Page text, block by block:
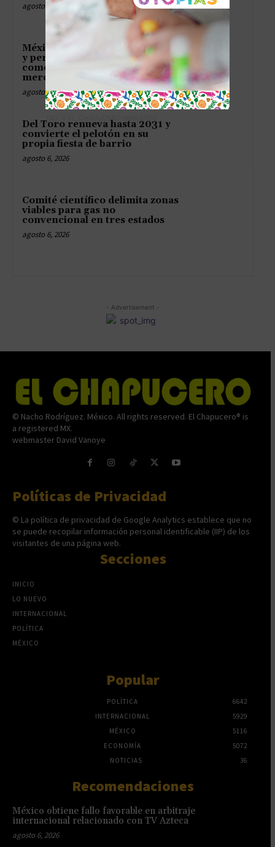
agosto 6, 2026
México sub 20 tumba a Panamá
y persigue el boleto olímpico
como quien caza palomas en el
mercado
agosto 6, 2026
Del Toro renueva hasta 2031 y
convierte el pelotón en su
propia fiesta de barrio
agosto 6, 2026
Comité científico delimita zonas
viables para gas no
convencional en tres estados
agosto 6, 2026
- Advertisement -
© Nacho Rodríguez. México. All rights reserved. El Chapucero® is
a registered MX.
webmaster David Vanoye
Políticas de Privacidad
© La política de privacidad de Google Analytics establece que no
se puede recopilar información personal identificable (IIP) de los
visitantes de una página web.
Secciones
INICIO
LO NUEVO
INTERNACIONAL
POLÍTICA
MÉXICO
Popular
POLÍTICA
6642
INTERNACIONAL
5929
MÉXICO
5116
ECONOMÍA
5072
NOTICIAS
36
Recomendaciones
México obtiene fallo favorable en arbitraje
internacional relacionado con TV Azteca
agosto 6, 2026